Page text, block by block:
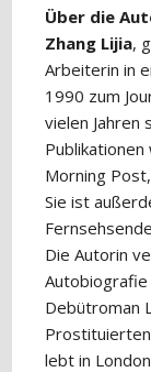
Über die
Zhang Lijia,
Arbeiterin in
1990 zum
vielen Jahren
Publikationen
Morning
Sie ist
Die Autorin
Autobiografie
Debütroman
Prostituierten
lebt in